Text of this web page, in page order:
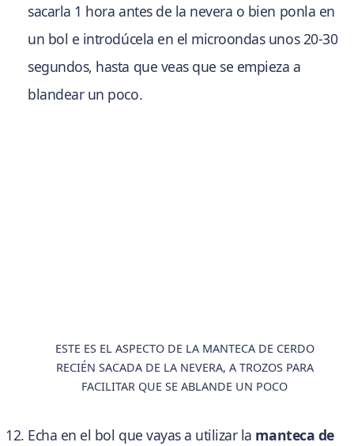
sacarla 1 hora antes de la nevera o bien ponla en
un bol e introdúcela en el microondas unos 20-30
segundos, hasta que veas que se empieza a
blandear un poco.
ESTE ES EL ASPECTO DE LA MANTECA DE CERDO
RECIÉN SACADA DE LA NEVERA, A TROZOS PARA
FACILITAR QUE SE ABLANDE UN POCO
Echa en el bol que vayas a utilizar la manteca de